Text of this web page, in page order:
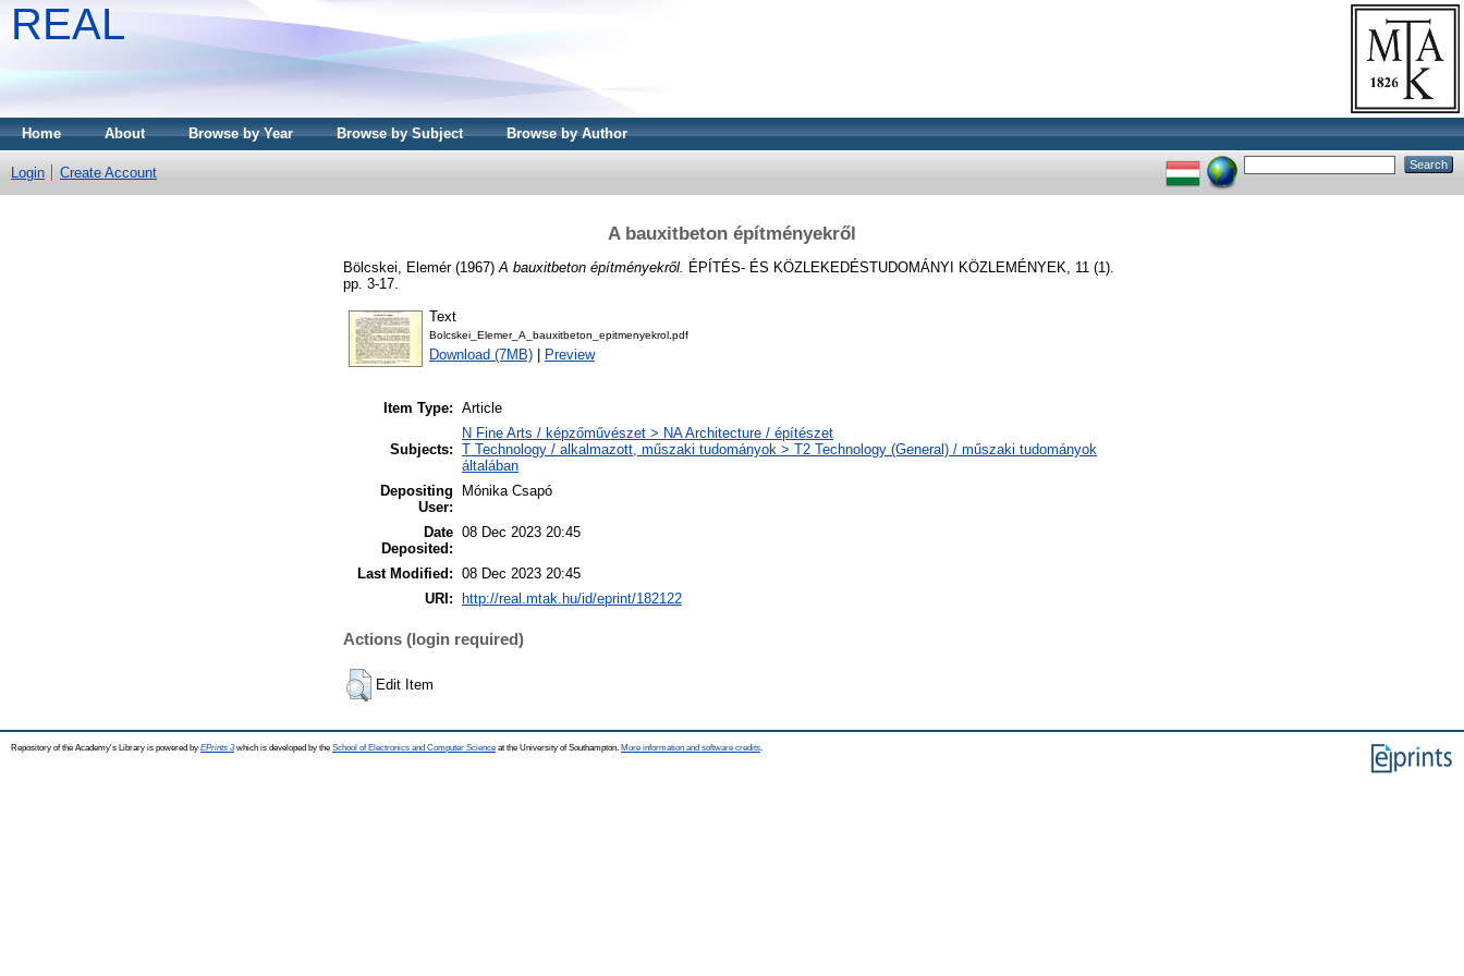
REAL
Home About Browse by Year Browse by Subject Browse by Author
Login Create Account
A bauxitbeton építményekről
Bölcskei, Elemér(1967) A bauxitbeton építményekről. ÉPÍTÉS- ÉS KÖZLEKEDÉSTUDOMÁNYI KÖZLEMÉNYEK, 11 (1).
pp. 3-17.
Text
Bolcskei_Elemer_A_bauxitbeton_epitmenyekrol.pdf
Download (7MB) Preview
Item Type: Article
Subjects:
N Fine Arts / képzőművészet > NA Architecture / építészet
T Technology / alkalmazott, műszaki tudományok > T2 Technology (General) / műszaki tudományok
általában
Depositing
User:
Mónika Csapó
Date
Deposited:
08 Dec 2023 20:45
Last Modified: 08 Dec 2023 20:45
URI:
http://real.mtak.hu/id/eprint/182122
Actions (login required)
Edit Item
Repository of the Academy's Library is powered by EPrints 3which is developed by the School of Electronics and Computer Science at the University of Southampton. More information and software credits